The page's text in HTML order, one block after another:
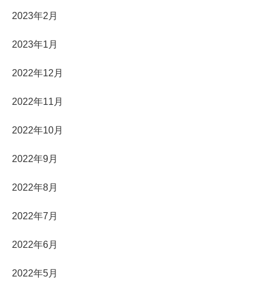
2023年2月
2023年1月
2022年12月
2022年11月
2022年10月
2022年9月
2022年8月
2022年7月
2022年6月
2022年5月